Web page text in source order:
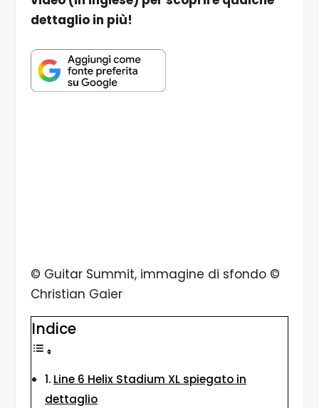
dettaglio in più!
© Guitar Summit, immagine di sfondo ©
Christian Gaier
Indice
Line 6 Helix Stadium XL spiegato in
dettaglio